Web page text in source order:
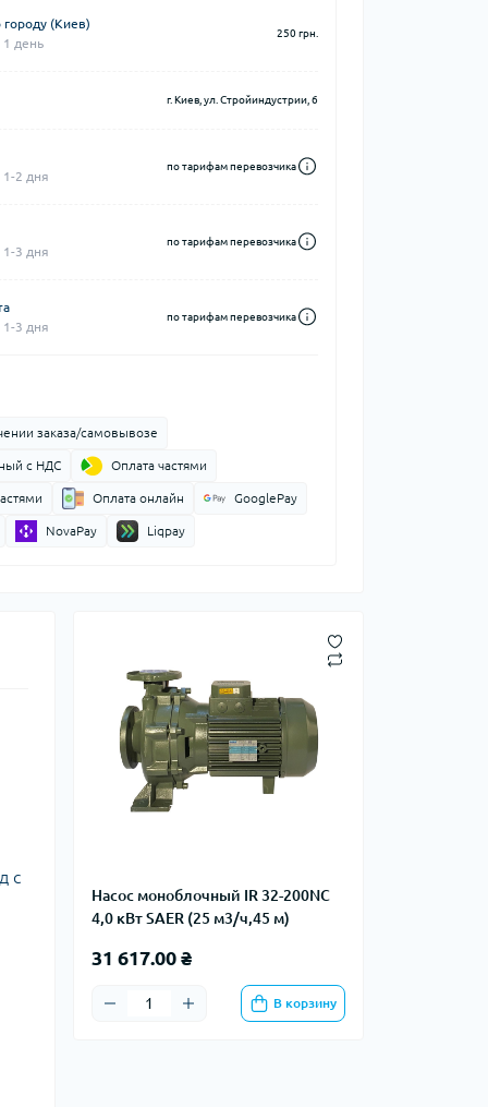
(Киев)
день
250 грн.
г. Киев, ул. Стройиндустрии, 6
2 дня
по тарифам перевозчика
3 дня
по тарифам перевозчика
3 дня
по тарифам перевозчика
заказа/самовывозе
с НДС Оплата частями
Оплата онлайн GooglePay
NovaPay Liqpay
Насос моноблочный IR 32-200NC
4,0 кВт SAER (25 м3/ч,45 м)
31 617.00 ₴
В корзину
с